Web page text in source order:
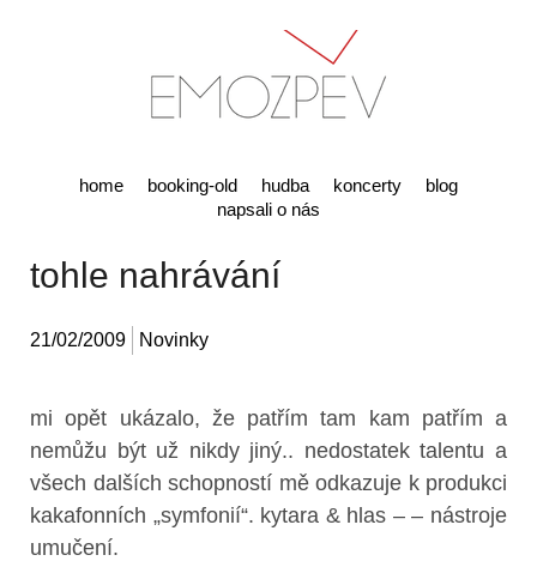
home booking-old hudba koncerty
blog
napsali o nás
tohle nahrávání
21/02/2009 Novinky
mi opět ukázalo, že patřím tam kam patřím a
nemůžu být už nikdy jiný.. nedostatek talentu a
všech dalších schopností mě odkazuje k produkci
kakafonních „symfonií“. kytara & hlas – – nástroje
umučení.